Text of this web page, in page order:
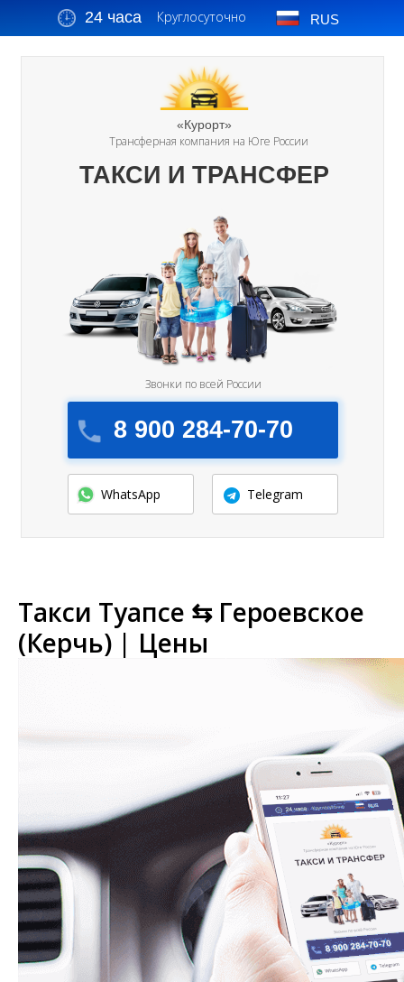
24 часа Круглосуточно RUS
«Курорт»
Трансферная компания на Юге России
8 900 284-70-70
Звонки по всей России
ТАКСИ И ТРАНСФЕР
WhatsApp Telegram
Такси Туапсе ⇆ Героевское
(Керчь) | Цены